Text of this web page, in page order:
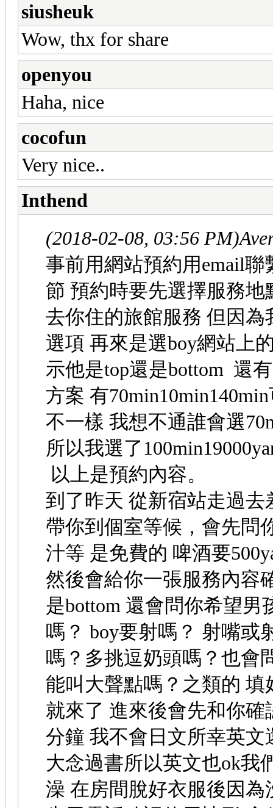
siusheuk
Wow, thx for share
openyou
Haha, nice
cocofun
Very nice..
Inthend
(2018-02-08, 03:56 PM)
事前用網站預約用email
節 預約時要先選擇服務
去你住的旅館服務 但因
選項 再來是選boy網站上
示他是top還是bottom 還
方案 有
不一樣 我想不通誰會選
所以我選了
以上是預約內容。
到了昨天 從新宿站走過
帶你到個室等候，會先問
汁等 是免費的 啤酒要
然後會給你一張服務內容
是bottom 還會問你希望
嗎？ boy要射嗎？ 射嘴或
嗎？多挑逗奶頭嗎？也會
能叫大聲點嗎？之類的
就來了 進來後會先和你
分鐘 我不會日文所幸英
大念過書所以英文也ok我
澡 在房間脫好衣服後因